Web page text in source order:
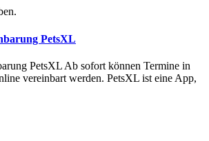
PetsXL
PetsXL Ab sofort können Termine in
vereinbart werden. PetsXL ist eine App,